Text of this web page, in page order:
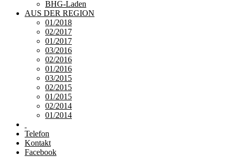
BHG-Laden
AUS DER REGION
01/2018
02/2017
01/2017
03/2016
02/2016
01/2016
03/2015
02/2015
01/2015
02/2014
01/2014
Telefon
Kontakt
Facebook